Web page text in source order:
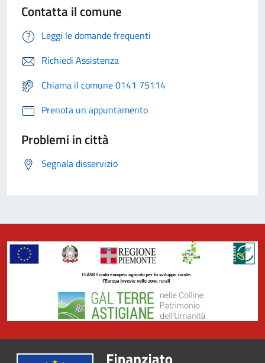
Contatta il comune
Leggi le domande frequenti
Richiedi Assistenza
Chiama il comune 0141 75114
Prenota un appuntamento
Problemi in città
Segnala disservizio